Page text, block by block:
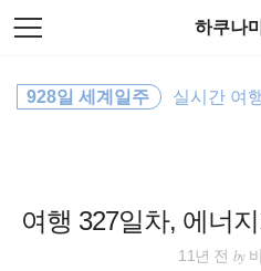
본
문
바
로
하쿠나
여행 327일차, 에너
928일 세계일주 실시간 여
11년 전 by
색
세계일주
동남아 배낭여행